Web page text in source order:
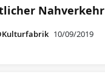
Nahverkehr
10/09/2019